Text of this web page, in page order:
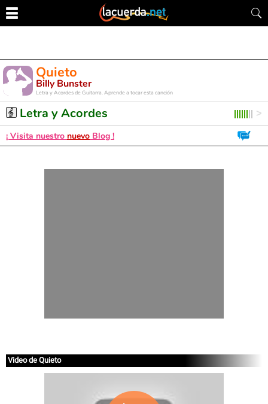
Quieto
Billy Bunster
Letra y Acordes de Guitarra. Aprende a tocar esta canción
Letra y Acordes
¡ Visita nuestro nuevo Blog !
Video de Quieto